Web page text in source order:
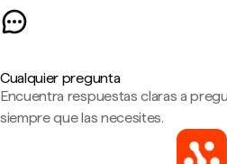
Cualquier pregunta
Encuentra respuestas claras a
siempre que las necesites.